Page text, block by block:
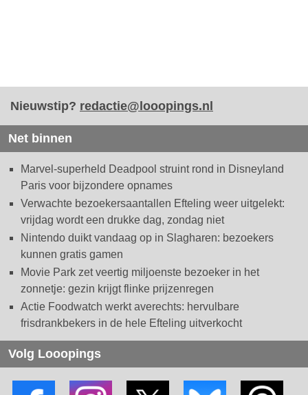
Nieuwstip? redactie@looopings.nl
Net binnen
Marvel-superheld Deadpool struint rond in Disneyland
Paris voor bijzondere opnames
Verwachte bezoekersaantallen Efteling weer uitgelekt:
vrijdag wordt een drukke dag, zondag niet
Nintendo duikt vandaag op in Slagharen: bezoekers
kunnen gratis gamen
Movie Park zet veertig miljoenste bezoeker in het
zonnetje: gezin krijgt flinke prijzenregen
Actie Foodwatch werkt averechts: hervulbare
frisdrankbekers in de hele Efteling uitverkocht
Volg Looopings